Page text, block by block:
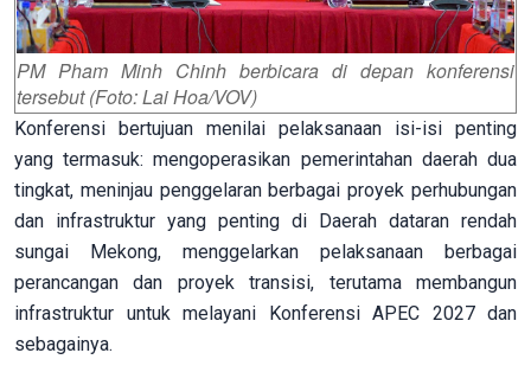
PM Pham Minh Chinh berbicara di depan konferensi
tersebut (Foto: Lai Hoa/VOV)
Konferensi bertujuan menilai pelaksanaan isi-isi penting
yang termasuk: mengoperasikan pemerintahan daerah dua
tingkat, meninjau penggelaran berbagai proyek perhubungan
dan infrastruktur yang penting di Daerah dataran rendah
sungai Mekong, menggelarkan pelaksanaan berbagai
perancangan dan proyek transisi, terutama membangun
infrastruktur untuk melayani Konferensi APEC 2027 dan
sebagainya.